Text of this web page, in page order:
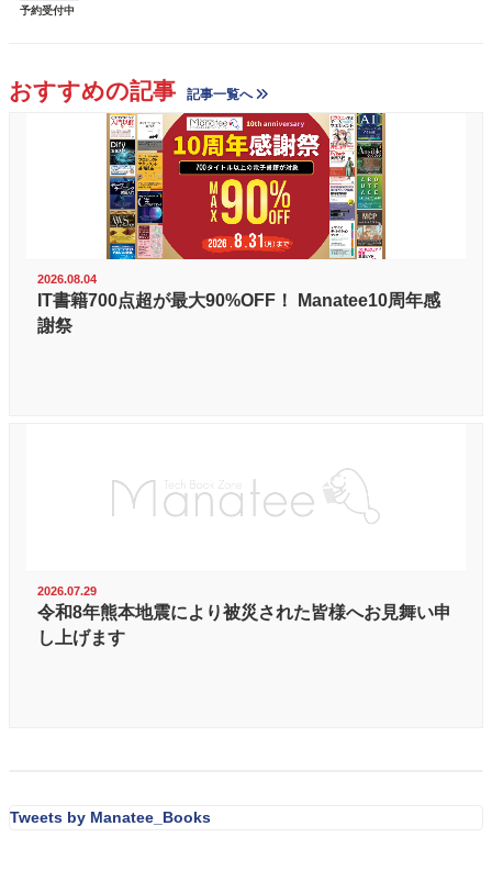
予約受付中
おすすめの記事 記事一覧へ
2026.08.04
IT書籍700点超が最大90%OFF！ Manatee10周年感
謝祭
2026.07.29
令和8年熊本地震により被災された皆様へお見舞い申
し上げます
Tweets by Manatee_Books